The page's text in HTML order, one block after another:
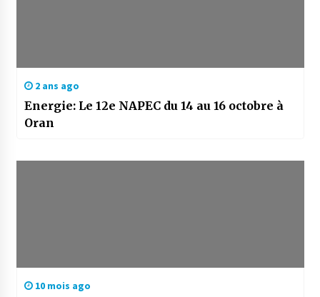
2 ans ago
Energie: Le 12e NAPEC du 14 au 16 octobre à
Oran
10 mois ago